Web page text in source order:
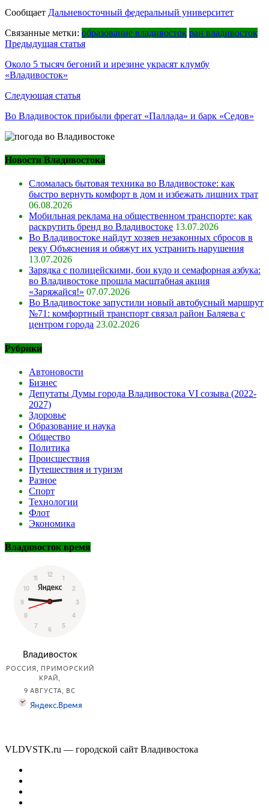
Сообщает Дальневосточный федеральный университет
Связанные метки: образование владивосток ран владивосток
Навигация
по
записям
Предыдущая статья
Около 5 тысяч бегоний и ирезине украсят клумбу
«Владивосток»
Следующая статья
Во Владивосток прибыли фрегат «Паллада» и барк «Седов»
Новости Владивостока
Сломалась бытовая техника во Владивостоке: как
быстро вернуть комфорт в дом и избежать лишних трат
06.08.2026
Мобильная реклама на общественном транспорте: как
раскрутить бренд во Владивостоке 13.07.2026
Во Владивостоке найдут хозяев незаконных сбросов в
реку Объяснения и обяжут их устранить нарушения
13.07.2026
Зарядка с полицейскими, бои кудо и семафорная азбука:
во Владивостоке прошла масштабная акция
«Заряжайся!» 07.07.2026
Во Владивостоке запустили новый автобусный маршрут
№71: комфортный транспорт связал район Баляева с
центром города 23.02.2026
Рубрики
Автоновости
Бизнес
Депутаты Думы города Владивостока VI созыва (2022-
2027)
Здоровье
Образование и наука
Общество
Политика
Происшествия
Путешествия и туризм
Разное
Спорт
Технологии
Флот
Экономика
Владивосток время
VLDVSTK.ru — городской сайт Владивостока